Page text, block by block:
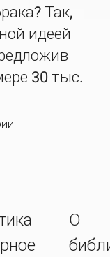
Так,
идеей
30 тыс.
О